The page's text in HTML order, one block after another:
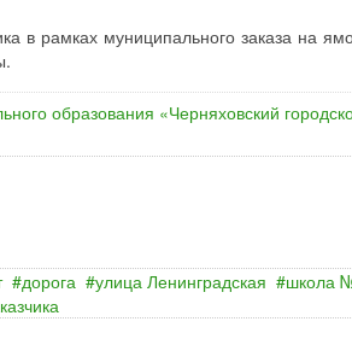
в рамках муниципального заказа на
образования «Черняховский
дорога улица Ленинградская школа